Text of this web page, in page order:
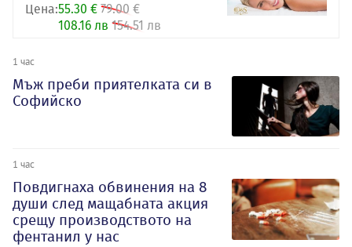
Цена:55.30 € 79.00 €
108.16 лв 154.51 лв
1 час
Мъж преби приятелката си в
Софийско
1 час
Повдигнаха обвинения на 8
души след мащабната акция
срещу производството на
фентанил у нас